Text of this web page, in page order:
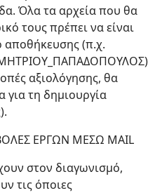
Όλα τα αρχεία που θα
τους πρέπει να είναι
αποθήκευσης (π.χ.
αξιολόγησης, θα
για τη δημιουργία
ΕΡΓΩΝ ΜΕΣΩ MAIL
στον διαγωνισμό,
τις όποιες